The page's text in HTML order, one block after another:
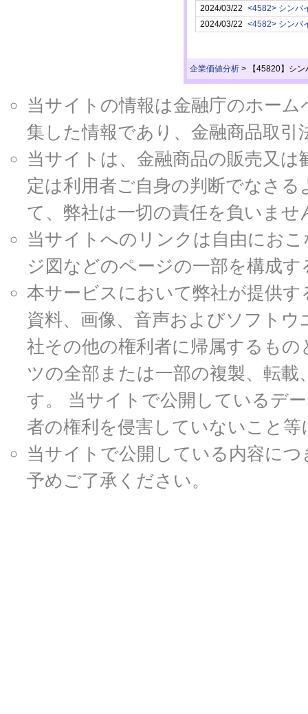
2024/03/22 <4582> シンバ
2024/03/22 <4582> シンバ
企業価値分析 > 【45820】シ
当サイトの情報は金融庁のホー
集した情報であり、金融商品取
当サイトは、金融商品の販売又
定は利用者ご自身の判断でなさ
て、弊社は一切の責任を負いませ
当サイトへのリンクは自由にお
ジ図などのページの一部を構成
本サービスにおいて弊社が提供
資料、画像、音声およびソフト
社その他の権利者に帰属するも
ツの全部または一部の複製、転
す。 当サイトで公開しているデ
者の権利を侵害していないこと
当サイトで公開している内容に
予めご了承ください。